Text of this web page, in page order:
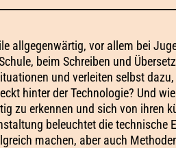
allgegenwärtig, vor allem bei
beim Schreiben und
und verleiten selbst
hinter der Technologie? Und
zu erkennen und sich von ihren
beleuchtet die technische
machen, aber auch